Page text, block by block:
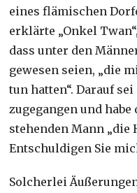
eines flämischen
erklärte „Onkel
dass unter den
gewesen seien, „die
tun hatten“. Darauf sei
zugegangen und
stehenden Mann „die
Entschuldigen Sie
Solcherlei